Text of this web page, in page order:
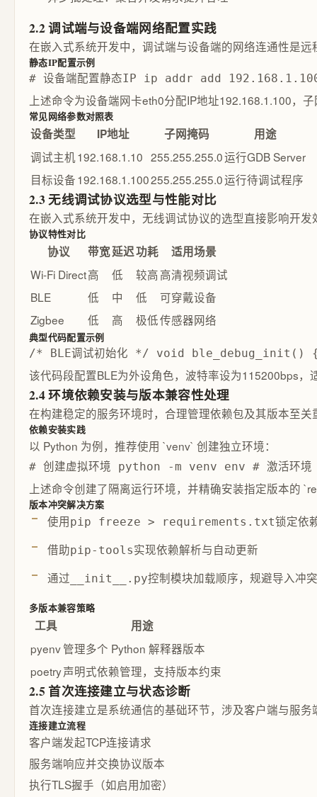
2.2 调试端与设备端网络配置实践
在嵌入式系统开发中，调试端与设备端的网络连通性是
静态IP配置示例
# 设备端配置静态IP ip addr add
上述命令为设备端网卡eth0分配IP地址192.168.1.100，
常见网络参数对照表
设备类型 IP地址 子网掩码
用途
调试主机192.168.1.10 255.255.255.0运行GDB Server
目标设备192.168.1.100255.255.255.0运行待调试程序
2.3 无线调试协议选型与性能对比
在嵌入式系统开发中，无线调试协议的选型直接影响开
协议特性对比
协议 带宽延迟功耗
适用场景
Wi-Fi Direct高 低 较高高清视频调试
BLE
低 中 低
可穿戴设备
Zigbee
低 高 极低传感器网络
典型代码配置示例
/* BLE调试初始化 */ void ble_debug_init()
该代码段配置BLE为外设角色，波特率设为115200bps
2.4 环境依赖安装与版本兼容性处理
在构建稳定的服务环境时，合理管理依赖包及其版本至
依赖安装实践
以 Python 为例，推荐使用 `venv` 创建独立环境：
# 创建虚拟环境 python -m venv env # 激活
上述命令创建了隔离运行环境，并精确安装指定版本的
版本冲突解决方案
使用pip freeze > requirements.txt锁定依
借助pip-tools实现依赖解析与自动更新
通过 __init__.py控制模块加载顺序，规避导入冲突
多版本兼容策略
工具
用途
pyenv管理多个 Python 解释器版本
poetry声明式依赖管理，支持版本约束
2.5 首次连接建立与状态诊断
首次连接建立是系统通信的基础环节，涉及客户端与服
连接建立流程
客户端发起TCP连接请求
服务端响应并交换协议版本
执行TLS握手（如启用加密）